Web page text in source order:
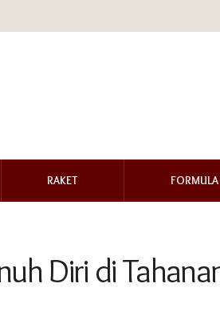
RAKET FORMULA
Diri di